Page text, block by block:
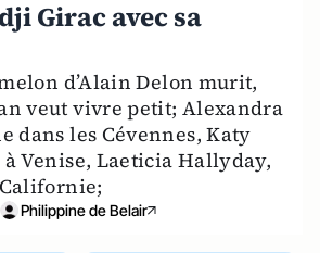
Girac avec sa
d’Alain Delon murit,
veut vivre petit; Alexandra
dans les Cévennes, Katy
Venise, Laeticia Hallyday,
Philippine de Belair